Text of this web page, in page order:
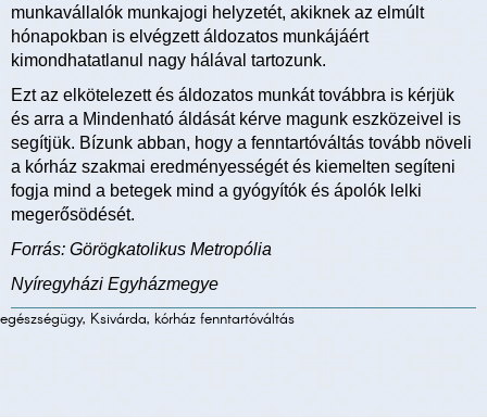
munkavállalók munkajogi helyzetét, akiknek az elmúlt
hónapokban is elvégzett áldozatos munkájáért
kimondhatatlanul nagy hálával tartozunk.
Ezt az elkötelezett és áldozatos munkát továbbra is kérjük
és arra a Mindenható áldását kérve magunk eszközeivel is
segítjük. Bízunk abban, hogy a fenntartóváltás tovább növeli
a kórház szakmai eredményességét és kiemelten segíteni
fogja mind a betegek mind a gyógyítók és ápolók lelki
megerősödését.
Forrás: Görögkatolikus Metropólia
Nyíregyházi Egyházmegye
egészségügy, Ksivárda, kórház fenntartóváltás